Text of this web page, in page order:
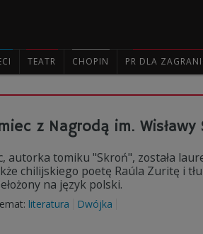
TEATR CHOPIN PR DLA
z Nagrodą im.
autorka tomiku "Skroń", została
chilijskiego poetę Raúla Zuritę i
na język polski.
literatura Dwójka